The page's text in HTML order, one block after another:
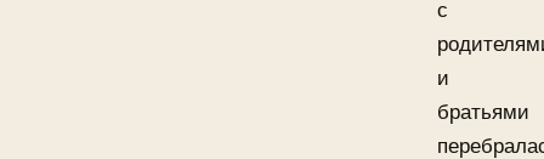
с
и
братьями